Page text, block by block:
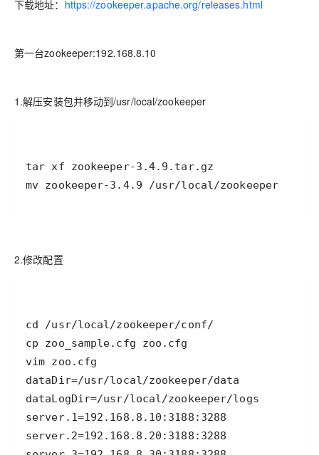
下载地址： https://zookeeper.apache.org/releases.html
第一台zookeeper:192.168.8.10
1.解压安装包并移动到/usr/local/zookeeper
mv zookeeper-3.4.9 /usr/local/zookeeper
2.修改配置